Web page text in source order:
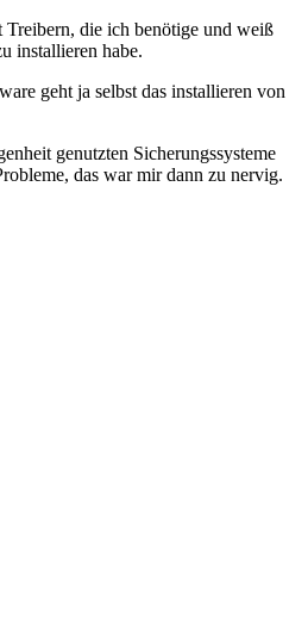
Treibern, die ich benötige und weiß
installieren habe.
geht ja selbst das installieren von
genutzten Sicherungssysteme
das war mir dann zu nervig.